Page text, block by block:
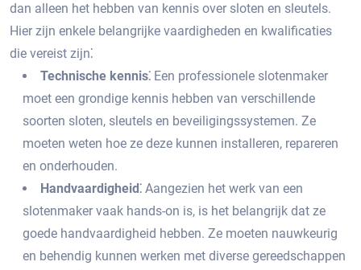
dan alleen het hebben van kennis over sloten en sleutels.​
Hier zijn enkele belangrijke vaardigheden en kwalificaties
die vereist zijn⁚
Technische kennis⁚ Een professionele slotenmaker
moet een grondige kennis hebben van verschillende
soorten sloten, sleutels en beveiligingssystemen.​ Ze
moeten weten hoe ze deze kunnen installeren, repareren
en onderhouden.​
Handvaardigheid⁚ Aangezien het werk van een
slotenmaker vaak hands-on is, is het belangrijk dat ze
goede handvaardigheid hebben.​ Ze moeten nauwkeurig
en behendig kunnen werken met diverse gereedschappen